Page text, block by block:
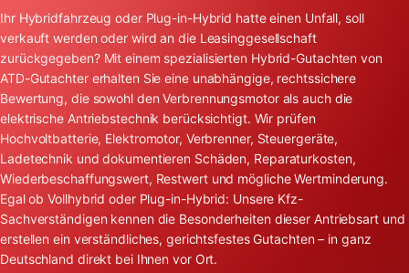
Ihr Hybridfahrzeug oder Plug-in-Hybrid hatte einen Unfall, soll
verkauft werden oder wird an die Leasinggesellschaft
zurückgegeben? Mit einem spezialisierten Hybrid-Gutachten von
ATD-Gutachter erhalten Sie eine unabhängige, rechtssichere
Bewertung, die sowohl den Verbrennungsmotor als auch die
elektrische Antriebstechnik berücksichtigt. Wir prüfen
Hochvoltbatterie, Elektromotor, Verbrenner, Steuergeräte,
Ladetechnik und dokumentieren Schäden, Reparaturkosten,
Wiederbeschaffungswert, Restwert und mögliche Wertminderung.
Egal ob Vollhybrid oder Plug-in-Hybrid: Unsere Kfz-
Sachverständigen kennen die Besonderheiten dieser Antriebsart und
erstellen ein verständliches, gerichtsfestes Gutachten – in ganz
Deutschland direkt bei Ihnen vor Ort.